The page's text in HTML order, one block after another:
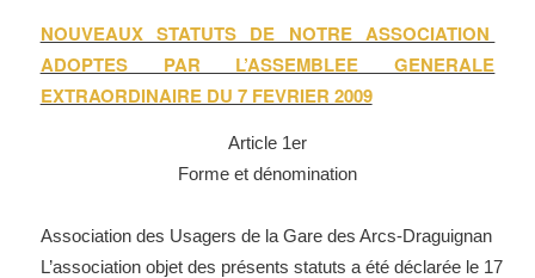
NOUVEAUX STATUTS DE NOTRE ASSOCIATION
ADOPTES PAR L’ASSEMBLEE GENERALE
EXTRAORDINAIRE DU 7 FEVRIER 2009
Article 1er
Forme et dénomination
Association des Usagers de la Gare des Arcs-Draguignan
L’association objet des présents statuts a été déclarée le 17